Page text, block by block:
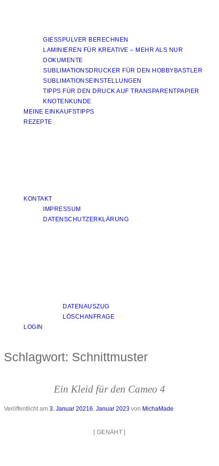
GIESSPULVER BERECHNEN
LAMINIEREN FÜR KREATIVE – MEHR ALS NUR
DOKUMENTE
SUBLIMATIONSDRUCKER FÜR DEN HOBBYBASTLER
SUBLIMATIONSEINSTELLUNGEN
TIPPS FÜR DEN DRUCK AUF TRANSPARENTPAPIER
KNOTENKUNDE
MEINE EINKAUFSTIPPS
REZEPTE
KONTAKT
IMPRESSUM
DATENSCHUTZERKLÄRUNG
DATENAUSZUG
LÖSCHANFRAGE
LOGIN
Schlagwort: Schnittmuster
Ein Kleid für den Cameo 4
Veröffentlicht am 3. Januar 2021 6. Januar 2023 von MichaMade
[GENÄHT]